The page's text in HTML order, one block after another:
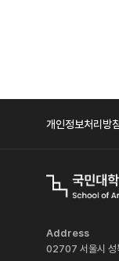
개인정보처리방침
Address
02707 서울시 성